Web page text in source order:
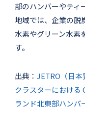
部のハンバーやティ
地域では、企業の脱
水素やグリーン水素
す。
出典： JETRO（日
クラスターにおける
ランド北東部ハンバ